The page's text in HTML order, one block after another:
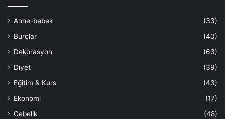
Anne-bebek
(33)
Burçlar
(40)
Dekorasyon
(63)
Diyet
(39)
Eğitim & Kurs
(43)
Ekonomi
(17)
Gebelik
(48)